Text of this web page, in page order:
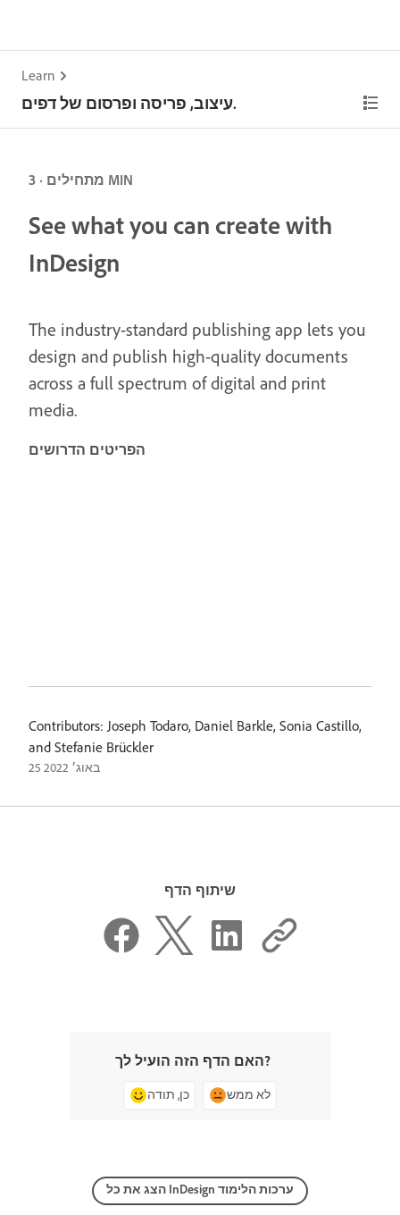
Learn
עיצוב, פריסה ופרסום של דפים.
מתחילים · 3 MIN
See what you can create with
InDesign
The industry-standard publishing app lets you
design and publish high-quality documents
across a full spectrum of digital and print
media.
הפריטים הדרושים
Contributors: Joseph Todaro, Daniel Barkle, Sonia Castillo,
and Stefanie Brückler
25 באוג׳ 2022
שיתוף הדף
האם הדף הזה הועיל לך?
כן, תודה לא ממש
הצג את כל InDesign ערכות הלימוד